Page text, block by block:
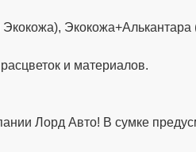
Экокожа+Алькантара
и материалов.
Лорд Авто! В сумке